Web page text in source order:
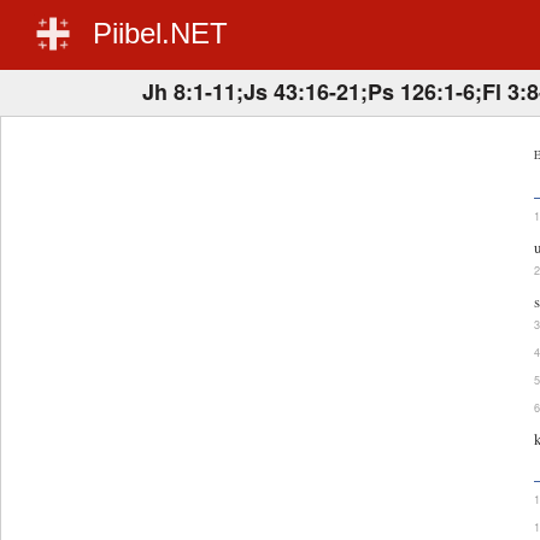
Piibel.NET
Jh 8:1-11;Js 43:16-21;Ps 126:1-6;Fl
1
2
3
4
5
6